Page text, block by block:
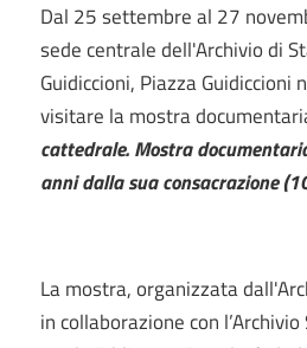
Dal 25 settembre al 27
sede centrale dell'Archivio di
Guidiccioni, Piazza Guidiccioni
visitare la mostra
cattedrale. Mostra
anni dalla sua consacrazione
La mostra, organizzata
in collaborazione con